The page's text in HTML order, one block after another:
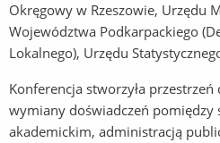
Okręgowy w Rzeszowie, Urzędu
Województwa Podkarpackiego
Lokalnego), Urzędu
Konferencja stworzyła
wymiany doświadczeń pomiędzy
akademickim, administracją